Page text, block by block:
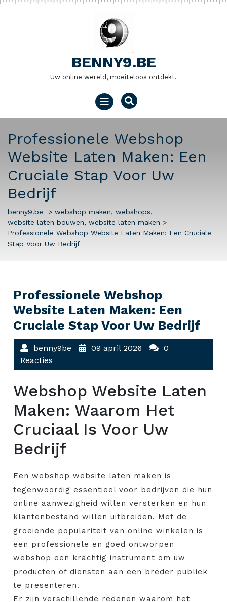
Naar
BENNY9.BE
Uw online wereld, moeiteloos ontdekt.
Menu
openen
Professionele Webshop
Website Laten Maken: Een
Cruciale Stap Voor Uw
Bedrijf
benny9.be > webshop maken, webshops,
website laten bouwen, website laten maken >
Professionele Webshop Website Laten Maken: Een Cruciale
Stap Voor Uw Bedrijf
Professionele Webshop
Website Laten Maken: Een
Cruciale Stap Voor Uw Bedrijf
benny9be 09 april 2026
0
Reacties
Webshop Website Laten
Maken: Waarom Het
Cruciaal Is Voor Uw
Bedrijf
Een webshop website laten maken is
tegenwoordig essentieel voor bedrijven die hun
online aanwezigheid willen versterken en hun
klantenbestand willen uitbreiden. Met de
groeiende populariteit van online winkelen is
een professionele en goed ontworpen
webshop een krachtig instrument om uw
producten of diensten aan een breder publiek
te presenteren.
Er zijn verschillende redenen waarom het